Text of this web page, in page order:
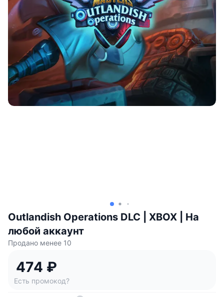
Outlandish Operations DLC | XBOX | На
любой аккаунт
Продано менее 10
474 ₽
Есть промокод?